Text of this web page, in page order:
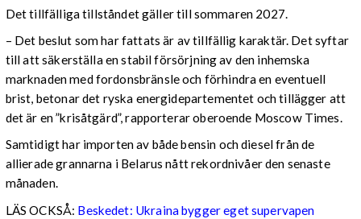
Det tillfälliga tillståndet gäller till sommaren 2027.
– Det beslut som har fattats är av tillfällig karaktär. Det syftar
till att säkerställa en stabil försörjning av den inhemska
marknaden med fordonsbränsle och förhindra en eventuell
brist, betonar det ryska energidepartementet och tillägger att
det är en ”krisåtgärd”, rapporterar oberoende Moscow Times.
Samtidigt har importen av både bensin och diesel från de
allierade grannarna i Belarus nått rekordnivåer den senaste
månaden.
LÄS OCKSÅ: Beskedet: Ukraina bygger eget supervapen